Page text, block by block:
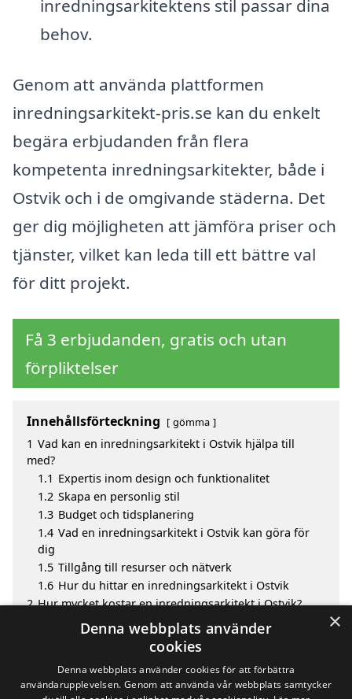
inredningsarkitektens stil passar dina
behov.
Genom att använda plattformen
inredningsarkitekt-pris.se kan du enkelt
begära erbjudanden från flera
kompetenta inredningsarkitekter, både i
Ostvik och i de omgivande städerna. Det
ger dig möjligheten att jämföra priser och
tjänster, vilket kan leda till ett bättre val
för ditt projekt.
Få 3 erbjudanden, gratis och utan
förpliktelser
Innehållsförteckning gömma
1 Vad kan en inredningsarkitekt i Ostvik hjälpa till
med?
1.1 Expertis inom design och funktionalitet
1.2 Skapa en personlig stil
1.3 Budget och tidsplanering
1.4 Vad en inredningsarkitekt i Ostvik kan göra för
dig
1.5 Tillgång till resurser och nätverk
1.6 Hur du hittar en inredningsarkitekt i Ostvik
2 Hur mycket kostar en inredningsarkitekt i Ostvik?
Fördelar med att välja inredningsarkitekt i Ostvik
Sök efter en skicklig inredningsarkitekt i de
omgivande städerna Ostvik
×
Denna webbplats använder
cookies
Denna webbplats använder cookies för att förbättra
användarupplevelsen. Genom att använda vår webbplats samtycker